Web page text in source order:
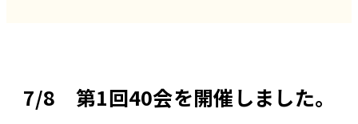
7/8 第1回40会を開催しました。